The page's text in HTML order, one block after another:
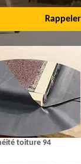
toiture 94